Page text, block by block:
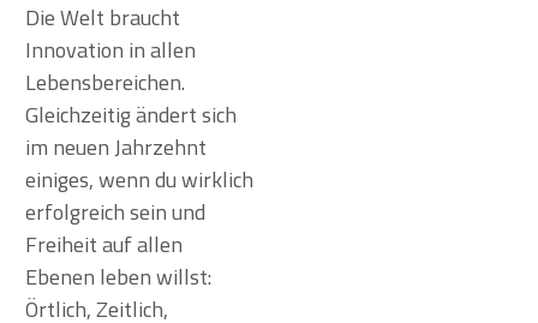
Die Welt braucht
Innovation in allen
Lebensbereichen.
Gleichzeitig ändert sich
im neuen Jahrzehnt
einiges, wenn du wirklich
erfolgreich sein und
Freiheit auf allen
Ebenen leben willst:
Örtlich, Zeitlich,